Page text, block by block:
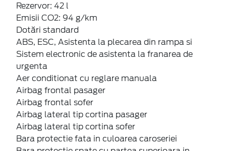
Rezervor: 42 l
Emisii CO2: 94 g/km
Dotări standard
ABS, ESC, Asistenta la plecarea din rampa si
Sistem electronic de asistenta la franarea de
urgenta
Aer conditionat cu reglare manuala
Airbag frontal pasager
Airbag frontal sofer
Airbag lateral tip cortina pasager
Airbag lateral tip cortina sofer
Bara protectie fata in culoarea caroseriei